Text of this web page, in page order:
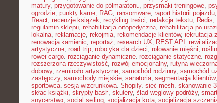
matury, przygotowanie do półmaratonu, przysmaki treningowe,
ogrodzie, punkty karne, RAG, ransomware, raport historii pojazdu
React, recenzje książek, recykling treści, redakcja tekstu, Redis,
regulamin sklepu, rehabilitacja ortopedyczna, rehabilitacja po
lokalna, reklamacje, rękojmia, rekomendacje klientów, rekrutacja
renowacja kamienic, reportaż, research UX, REST API ,
artystyczne, road trip, robotyka dla dzieci, rolowanie mięśni,
rower cargo, rozciąganie dynamiczne, rozciąganie statyczne,
rozszerzona rzeczywistość, rozwój emocjonalny, rutyna
dobowy, rzemiosło artystyczne, samochód rodzinny, samochód
zastępczy, samochody miejskie, sanatoria, segmentacja klientów
sportowca, sesja wizerunkowa, Shopify, sieć mesh, skanowanie
skład książki, skrypty bash, skutery, ślad węglowy podróży,
snycerstwo, social selling, socjalizacja kota, socjalizacja